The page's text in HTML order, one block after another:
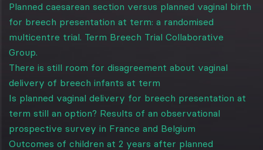
Planned caesarean section versus planned vaginal birth
for breech presentation at term: a randomised
multicentre trial. Term Breech Trial Collaborative
Group.
There is still room for disagreement about vaginal
delivery of breech infants at term
Is planned vaginal delivery for breech presentation at
term still an option? Results of an observational
prospective survey in France and Belgium
Outcomes of children at 2 years after planned